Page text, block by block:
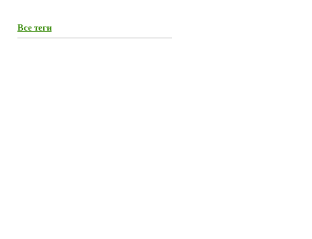
Все теги